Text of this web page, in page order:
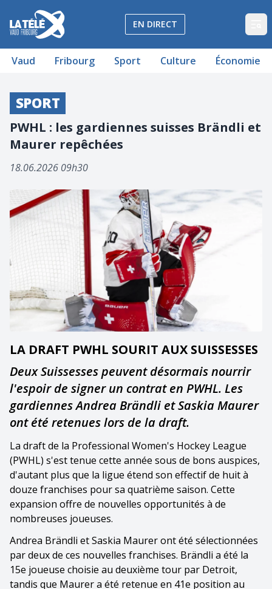
La Télé - Télévision régionale Vaud et Fribourg
EN DIRECT
Vaud Fribourg Sport Culture Économie
SPORT
PWHL : les gardiennes suisses Brändli et
Maurer repêchées
18.06.2026 09h30
LA DRAFT PWHL SOURIT AUX SUISSESSES
Deux Suissesses peuvent désormais nourrir
l'espoir de signer un contrat en PWHL. Les
gardiennes Andrea Brändli et Saskia Maurer
ont été retenues lors de la draft.
La draft de la Professional Women's Hockey League
(PWHL) s'est tenue cette année sous de bons auspices,
d'autant plus que la ligue étend son effectif de huit à
douze franchises pour sa quatrième saison. Cette
expansion offre de nouvelles opportunités à de
nombreuses joueuses.
Andrea Brändli et Saskia Maurer ont été sélectionnées
par deux de ces nouvelles franchises. Brändli a été la
15e joueuse choisie au deuxième tour par Detroit,
tandis que Maurer a été retenue en 41e position au